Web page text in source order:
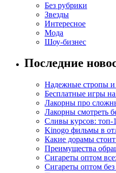
Без рубрики
Звезды
Интересное
Мода
Шоу-бизнес
Последние
Надежные стропы и
Бесплатные игры
Лакорны про
Лакорны смотреть
Сливы курсов: топ-
Kinogo фильмы в
Какие дорамы стоит
Преимущества
Сигареты оптом
Сигареты оптом